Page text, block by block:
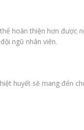
hoàn thiện hơn được
ngũ nhân viên.
huyết sẽ mang đến